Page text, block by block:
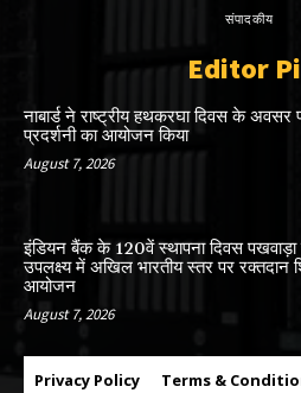
संपादकीय
Editor
नाबार्ड ने राष्ट्रीय हथकरघा दिवस के अवसर
प्रदर्शनी का आयोजन किया
August 7, 2026
इंडियन बैंक के 120वें स्थापना दिवस पखवाड़ा
उपलक्ष्य में अखिल भारतीय स्तर पर रक्तदान
आयोजन
August 7, 2026
Privacy Policy Terms &